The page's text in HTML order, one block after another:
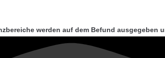
werden auf dem Befund ausgegeben